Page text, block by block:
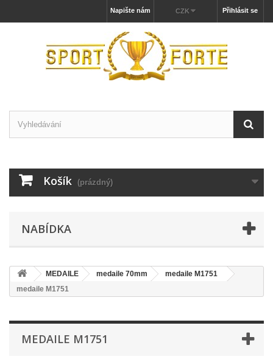
Přihlásit se
CZK
Napište nám
Košík (prázdný)
NABÍDKA
MEDAILE medaile 70mm
medaile M1751
medaile M1751
MEDAILE M1751